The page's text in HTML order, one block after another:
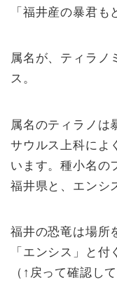
「福井産の暴君も
属名が、ティラノ
ス。
属名のティラノは
サウルス上科によ
います。種小名の
福井県と、エンシ
福井の恐竜は場所
「エンシス」と付
（↑戻って確認し